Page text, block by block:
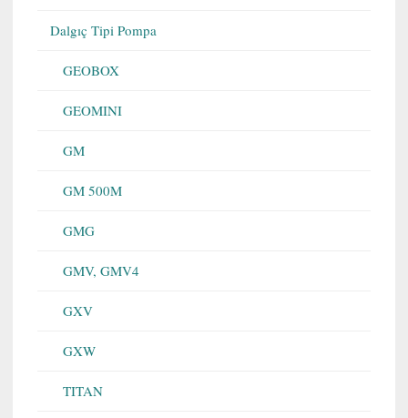
Dalgıç Tipi Pompa
GEOBOX
GEOMINI
GM
GM 500M
GMG
GMV, GMV4
GXV
GXW
TITAN